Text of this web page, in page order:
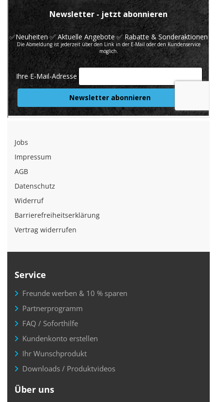
Jobs
Impressum
AGB
Datenschutz
Widerruf
Barrierefreiheitserklärung
Vertrag widerrufen
Service
Freunde werben & 10 % sparen
Partnerprogramm
FAQ / Soforthilfe
Kundenkonto erstellen
Ihr Wunschprodukt
Downloads / Produktvideos
Über uns